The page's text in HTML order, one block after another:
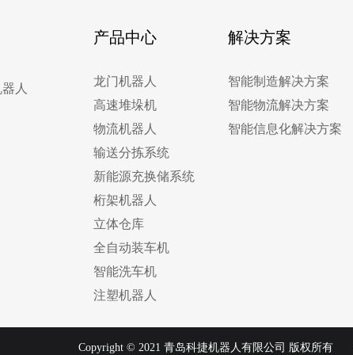
人
产品中心
龙门机器人
高速堆垛机
物流机器人
输送分拣系统
新能源充换储系统
桁架机器人
立体仓库
全自动装车机
智能洗车机
注塑机器人
解决方案
智能制造解决方案
智能物流解决方案
智能信息化解决方案
Copyright © 2021 青岛科捷机器人有限公司 版权所有